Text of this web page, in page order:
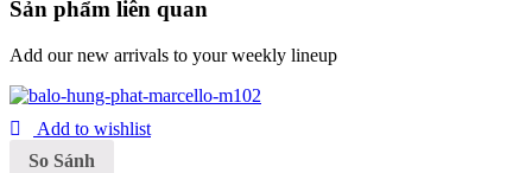
Sản phẩm liên quan
Add our new arrivals to your weekly lineup
Add to wishlist
So Sánh